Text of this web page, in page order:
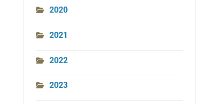
2020
2021
2022
2023